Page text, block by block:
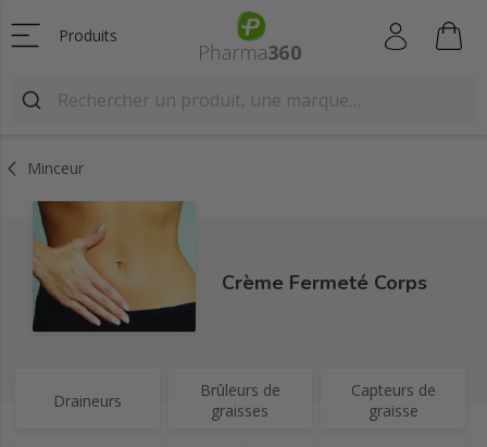
Produits
Minceur
Crème Fermeté Corps
Draineurs
Brûleurs de
graisses
Capteurs de
graisse